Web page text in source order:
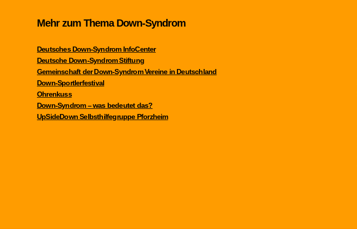
Mehr zum Thema Down-Syndrom
Deutsches Down-Syndrom InfoCenter
Deutsche Down-Syndrom Stiftung
Gemeinschaft der Down-Syndrom Vereine in Deutschland
Down-Sportlerfestival
Ohrenkuss
Down-Syndrom – was bedeutet das?
UpSideDown Selbsthilfegruppe Pforzheim